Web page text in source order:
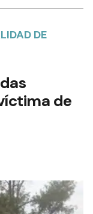
DE
de